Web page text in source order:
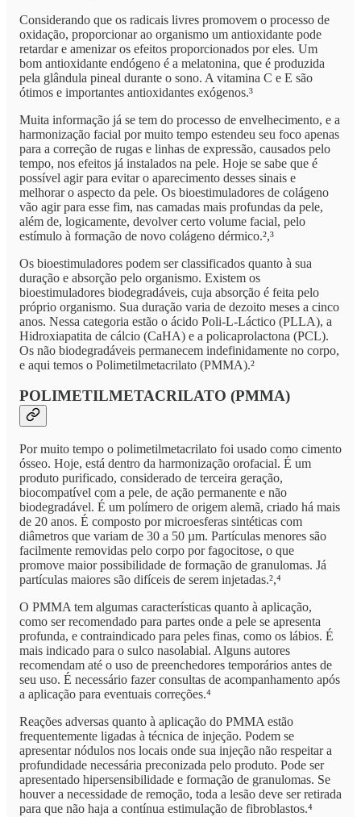
Considerando que os radicais livres promovem o processo de
oxidação, proporcionar ao organismo um antioxidante pode
retardar e amenizar os efeitos proporcionados por eles. Um
bom antioxidante endógeno é a melatonina, que é produzida
pela glândula pineal durante o sono. A vitamina C e E são
ótimos e importantes antioxidantes exógenos.³
Muita informação já se tem do processo de envelhecimento, e a
harmonização facial por muito tempo estendeu seu foco apenas
para a correção de rugas e linhas de expressão, causados pelo
tempo, nos efeitos já instalados na pele. Hoje se sabe que é
possível agir para evitar o aparecimento desses sinais e
melhorar o aspecto da pele. Os bioestimuladores de colágeno
vão agir para esse fim, nas camadas mais profundas da pele,
além de, logicamente, devolver certo volume facial, pelo
estímulo à formação de novo colágeno dérmico.²,³
Os bioestimuladores podem ser classificados quanto à sua
duração e absorção pelo organismo. Existem os
bioestimuladores biodegradáveis, cuja absorção é feita pelo
próprio organismo. Sua duração varia de dezoito meses a cinco
anos. Nessa categoria estão o ácido Poli-L-Láctico (PLLA), a
Hidroxiapatita de cálcio (CaHA) e a policaprolactona (PCL).
Os não biodegradáveis permanecem indefinidamente no corpo,
e aqui temos o Polimetilmetacrilato (PMMA).²
POLIMETILMETACRILATO (PMMA)
Por muito tempo o polimetilmetacrilato foi usado como cimento
ósseo. Hoje, está dentro da harmonização orofacial. É um
produto purificado, considerado de terceira geração,
biocompatível com a pele, de ação permanente e não
biodegradável. É um polímero de origem alemã, criado há mais
de 20 anos. É composto por microesferas sintéticas com
diâmetros que variam de 30 a 50 µm. Partículas menores são
facilmente removidas pelo corpo por fagocitose, o que
promove maior possibilidade de formação de granulomas. Já
partículas maiores são difíceis de serem injetadas.²,⁴
O PMMA tem algumas características quanto à aplicação,
como ser recomendado para partes onde a pele se apresenta
profunda, e contraindicado para peles finas, como os lábios. É
mais indicado para o sulco nasolabial. Alguns autores
recomendam até o uso de preenchedores temporários antes de
seu uso. É necessário fazer consultas de acompanhamento após
a aplicação para eventuais correções.⁴
Reações adversas quanto à aplicação do PMMA estão
frequentemente ligadas à técnica de injeção. Podem se
apresentar nódulos nos locais onde sua injeção não respeitar a
profundidade necessária preconizada pelo produto. Pode ser
apresentado hipersensibilidade e formação de granulomas. Se
houver a necessidade de remoção, toda a lesão deve ser retirada
para que não haja a contínua estimulação de fibroblastos.⁴